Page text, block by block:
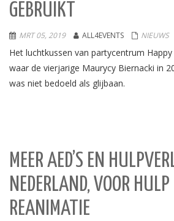
GEBRUIKT
MRT 05, 2019 ALL4EVENTS NIEUWS
Het luchtkussen van partycentrum
waar de vierjarige Maurycy Biernacki in
was niet bedoeld als glijbaan.
MEER AED’S EN
NEDERLAND, VOOR
REANIMATIE